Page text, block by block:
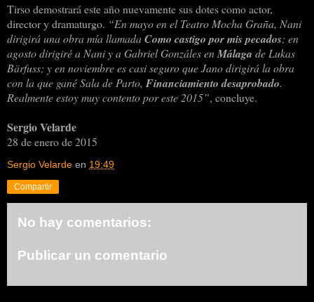
Tirso demostrará este año nuevamente sus dotes como actor,
director y dramaturgo. “En mayo en el Teatro Mocha Graña, Nani
dirigirá una obra mía llamadaComo castigo por mis pecados; en
agosto dirigiré a Nani y a Gabriel Gonzáles enMálaga de Lukas
Bärfuss; y en noviembre es casi seguro que Jano dirigirá la obra
con la que gané Sala de Parto, Financiamiento desaprobado.
Realmente estoy muy contento por este 2015”, concluye.
Sergio Velarde
28 de enero de 2015
Sergio Velarde en 19:49
Compartir
No hay comentarios:
Publicar un comentario